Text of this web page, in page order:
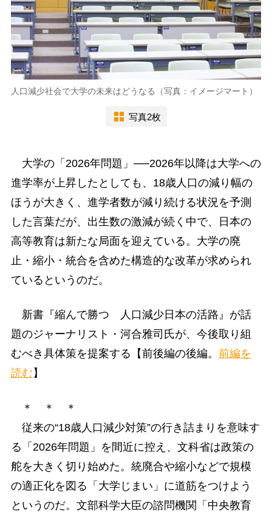
人口減少社会で大学の未来はどうなる（写真：イメージマート）
写真2枚
大学の「2026年問題」──2026年以降は大学への
進学率が上昇したとしても、18歳人口の減り幅の
ほうが大きく、進学者数が減り続ける状況を予測
した言葉だが、出生数の激減が続く中で、日本の
高等教育は新たな局面を迎えている。大学の廃
止・縮小・統合を含めた構造的な改革が求められ
ているというのだ。
新書『縮んで勝つ 人口減少日本の活路』が話
題のジャーナリスト・河合雅司氏が、今後取り組
むべき具体策を提案する【前後編の後編。 前編を
読む 】
＊ ＊ ＊
従来の“18歳人口減少対策”の行き詰まりを意味す
る「2026年問題」を間近に控え、文科省は政策の
舵を大きく切り始めた。統廃合や縮小などで規模
の適正化を図る「大学じまい」に道筋をつけよう
というのだ。文部科学大臣の諮問機関「中央教育